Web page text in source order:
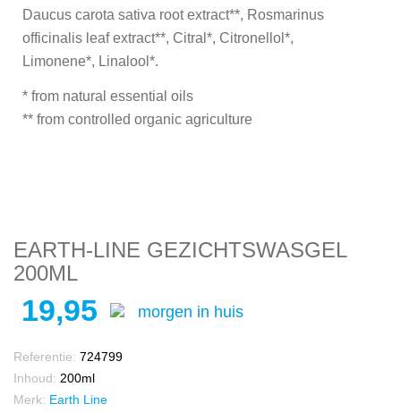
Daucus carota sativa root extract**, Rosmarinus
officinalis leaf extract**, Citral*, Citronellol*,
Limonene*, Linalool*.
* from natural essential oils
** from controlled organic agriculture
EARTH-LINE GEZICHTSWASGEL
200ML
19,95 morgen in huis
Referentie: 724799
Inhoud: 200ml
Merk: Earth Line